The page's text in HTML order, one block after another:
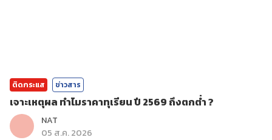
ติดกระแส ข่าวสาร
เจาะเหตุผล ทำไมราคาทุเรียน ปี 2569 ถึงตกต่ำ ?
NAT
05 ส.ค. 2026